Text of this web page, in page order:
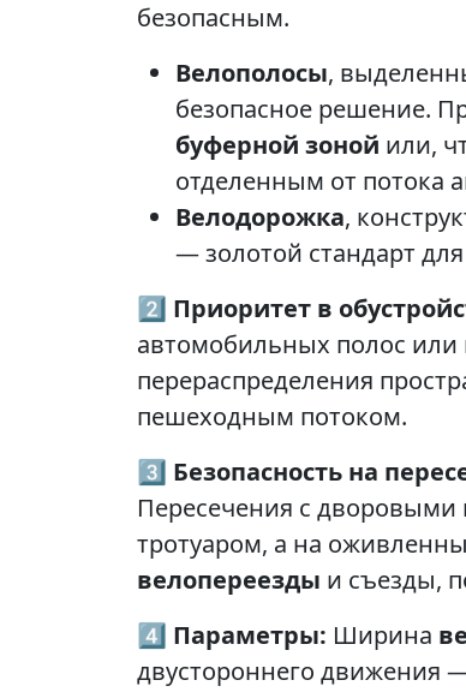
безопасным.
Велополосы,
безопасное решение.
буферной зоной или,
отделенным от потока
Велодорожка,
— золотой стандарт
2️⃣ Приоритет в
автомобильных полос или
перераспределения
пешеходным потоком.
3️⃣ Безопасность на
Пересечения с
тротуаром, а на
велопереезды и съезды,
4️⃣ Параметры: Ширина
двустороннего движения